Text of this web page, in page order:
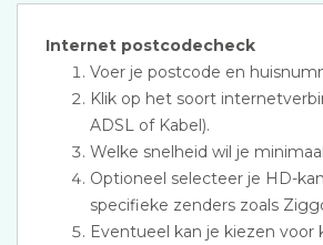
Internet postcodecheck
Voer je postcode en
Klik op het soort
ADSL of Kabel).
Welke snelheid wil je
Optioneel selecteer je HD-
specifieke zenders zoals
Eventueel kan je kiezen voor